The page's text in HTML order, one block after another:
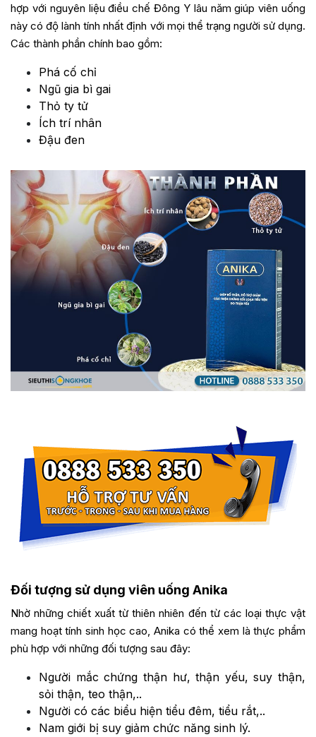
hợp với nguyên liệu điều chế Đông Y lâu năm giúp viên uống
này có độ lành tính nhất định với mọi thể trạng người sử dụng.
Các thành phần chính bao gồm:
Phá cố chỉ
Ngũ gia bì gai
Thỏ ty tử
Ích trí nhân
Đậu đen
Đối tượng sử dụng viên uống Anika
Nhờ những chiết xuất từ thiên nhiên đến từ các loại thực vật
mang hoạt tính sinh học cao, Anika có thể xem là thực phẩm
phù hợp với những đối tượng sau đây:
Người mắc chứng thận hư, thận yếu, suy thận,
sỏi thận, teo thận,..
Người có các biểu hiện tiểu đêm, tiểu rắt,..
Nam giới bị suy giảm chức năng sinh lý.